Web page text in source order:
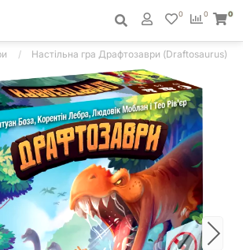
0
0 0
Настільна гра Драфтозаври (Draftosaurus)